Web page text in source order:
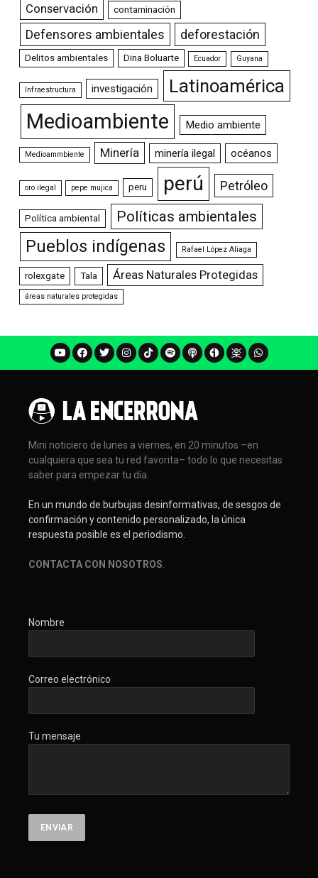
Conservación contaminación
Defensores ambientales deforestación
Delitos ambientales Dina Boluarte Ecuador Guyana
Infraestructura investigación Latinoamérica
Medioambiente Medio ambiente
Medioammbiente Minería minería ilegal océanos
oro ilegal pepe mujica peru perú Petróleo
Política ambiental Políticas ambientales
Pueblos indígenas Rafael López Aliaga
rolexgate Tala Áreas Naturales Protegidas
áreas naturales protegidas
Mini noticiero de lunes a viernes, en 20 minutos –en
cualquiera que sea tu red favorita– todo lo que necesitas
saber para empezar tu día.
En un mundo de burbujas desinformativas, de sesgos de
confirmación y contenido personalizado, la única
respuesta posible es el periodismo.
CONTACTA CON NOSOTROS
Nombre
Correo electrónico
Tu mensaje